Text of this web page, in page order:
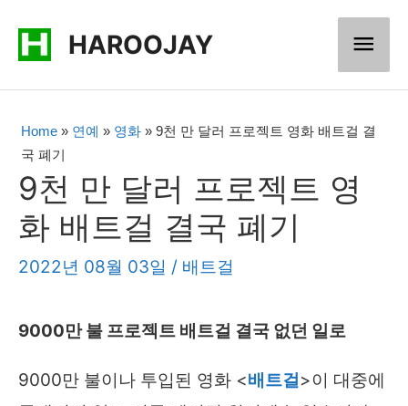
HAROOJAY
메
인
메
뉴
Home » 연예 » 영화 » 9천 만 달러 프로젝트 영화 배트걸 결
국 폐기
9천 만 달러 프로젝트 영
화 배트걸 결국 폐기
2022년 08월 03일 / 배트걸
9000만 불 프로젝트 배트걸 결국 없던 일로
9000만 불이나 투입된 영화 <배트걸>이 대중에